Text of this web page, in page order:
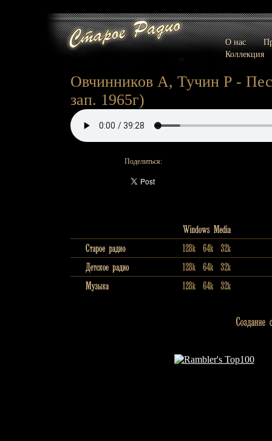
О нас
Коллекция
Овчинников А, Тучин Р -
зап. 1965г)
Поделиться: